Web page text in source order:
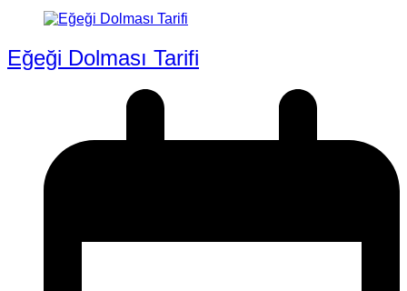
Eğeği Dolması Tarifi